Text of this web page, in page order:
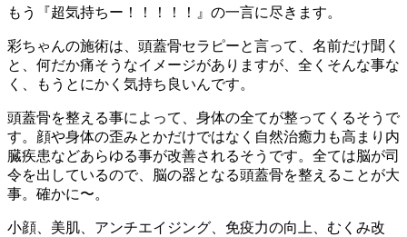
もう『超気持ちー！！！！！』の一言に尽きます。
彩ちゃんの施術は、頭蓋骨セラピーと言って、名前だけ聞く
と、何だか痛そうなイメージがありますが、全くそんな事な
く、もうとにかく気持ち良いんです。
頭蓋骨を整える事によって、身体の全てが整ってくるそうで
す。顔や身体の歪みとかだけではなく自然治癒力も高まり内
臓疾患などあらゆる事が改善されるそうです。全ては脳が司
令を出しているので、脳の器となる頭蓋骨を整えることが大
事。確かに〜。
小顔、美肌、アンチエイジング、免疫力の向上、むくみ改